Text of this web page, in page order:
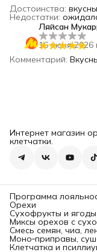
Достоинства:
Недостатки:
Ляйсан
16 июня 2026
Комментарий:
Интернет магазин
клетчатки.
Программа
Орехи
Сухофрукты и ягоды
Миксы орехов с
Смесь семян, чиа,
Моно‑приправы,
Клетчатка и